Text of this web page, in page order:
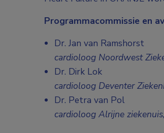
Programmacommissie en
Dr. Jan van Ramshorst
cardioloog Noordwest
Dr. Dirk Lok
cardioloog Deventer
Dr. Petra van Pol
cardioloog Alrijne